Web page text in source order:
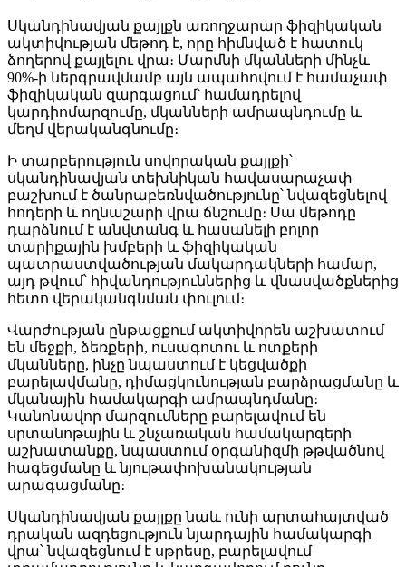
Սկանդինավյան քայլքն առողջարար ֆիզիկական
ակտիվության մեթոդ է, որը հիմնված է հատուկ
ձողերով քայլելու վրա։ Մարմնի մկանների մինչև
90%-ի ներգրավմամբ այն ապահովում է համաչափ
ֆիզիկական զարգացում՝ համադրելով
կարդիոմարզումը, մկանների ամրապնդումը և
մեղմ վերականգնումը։
Ի տարբերություն սովորական քայլքի՝
սկանդինավյան տեխնիկան հավասարաչափ
բաշխում է ծանրաբեռնվածությունը՝ նվազեցնելով
հոդերի և ողնաշարի վրա ճնշումը։ Սա մեթոդը
դարձնում է անվտանգ և հասանելի բոլոր
տարիքային խմբերի և ֆիզիկական
պատրաստվածության մակարդակների համար,
այդ թվում՝ հիվանդություններից և վնասվածքներից
հետո վերականգնման փուլում։
Վարժության ընթացքում ակտիվորեն աշխատում
են մեջքի, ձեռքերի, ուսագոտու և ոտքերի
մկանները, ինչը նպաստում է կեցվածքի
բարելավմանը, դիմացկունության բարձրացմանը և
մկանային համակարգի ամրապնդմանը։
Կանոնավոր մարզումները բարելավում են
սրտանոթային և շնչառական համակարգերի
աշխատանքը, նպաստում օրգանիզմի թթվածնով
հագեցմանը և նյութափոխանակության
արագացմանը։
Սկանդինավյան քայլքը նաև ունի արտահայտված
դրական ազդեցություն նյարդային համակարգի
վրա՝ նվազեցնում է սթրեսը, բարելավում